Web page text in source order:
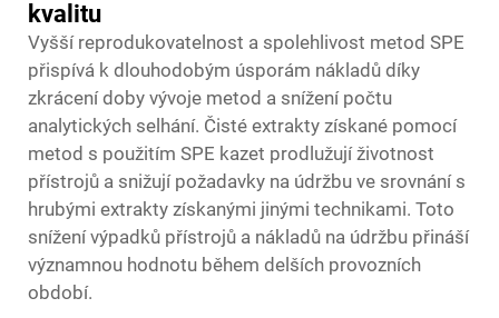
kvalitu
Vyšší reprodukovatelnost a spolehlivost metod SPE
přispívá k dlouhodobým úsporám nákladů díky
zkrácení doby vývoje metod a snížení počtu
analytických selhání. Čisté extrakty získané pomocí
metod s použitím SPE kazet prodlužují životnost
přístrojů a snižují požadavky na údržbu ve srovnání s
hrubými extrakty získanými jinými technikami. Toto
snížení výpadků přístrojů a nákladů na údržbu přináší
významnou hodnotu během delších provozních
období.